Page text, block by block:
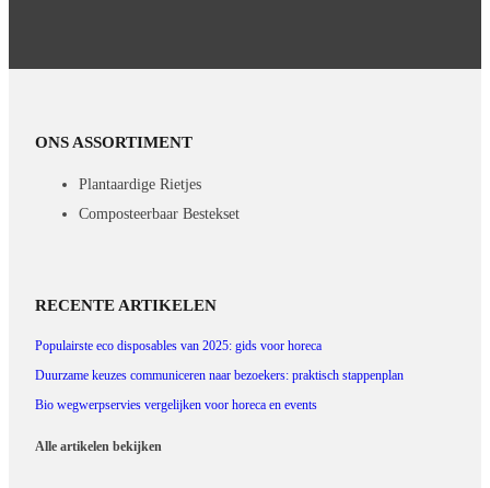
ONS ASSORTIMENT
Plantaardige Rietjes
Composteerbaar Bestekset
RECENTE ARTIKELEN
Populairste eco disposables van 2025: gids voor horeca
Duurzame keuzes communiceren naar bezoekers: praktisch stappenplan
Bio wegwerpservies vergelijken voor horeca en events
Alle artikelen bekijken